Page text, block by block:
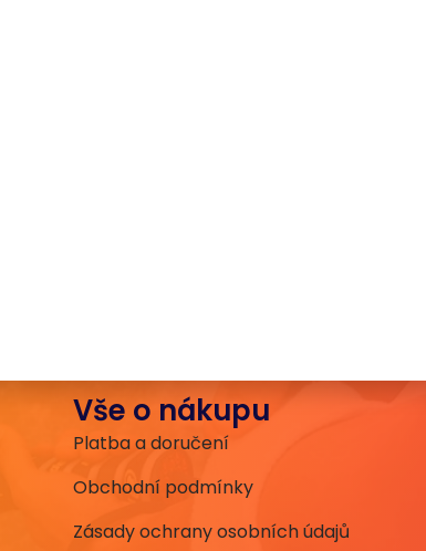
Vše o nákupu
Platba a doručení
Obchodní podmínky
Zásady ochrany osobních údajů